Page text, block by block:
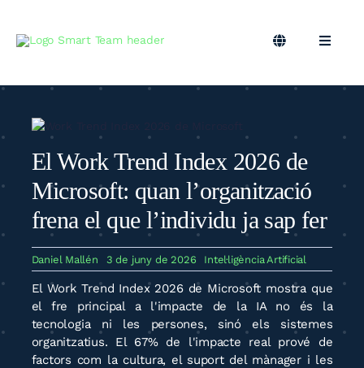
content
Toggle
CA
Toggle
Marqueting B2B
Màrqueting Outsourcing
Podcast
Bloc
Smart Team
El Work Trend Index 2026 de
Microsoft: quan l’organització
frena el que l’individu ja sap fer
Daniel Mallén 3 de juny de 2026 Intel·ligència Artificial
El Work Trend Index 2026 de Microsoft mostra que
el fre principal a l'impacte de la IA no és la
tecnologia ni les persones, sinó els sistemes
organitzatius. El 67% de l'impacte real prové de
factors com la cultura, el suport del mànager i les